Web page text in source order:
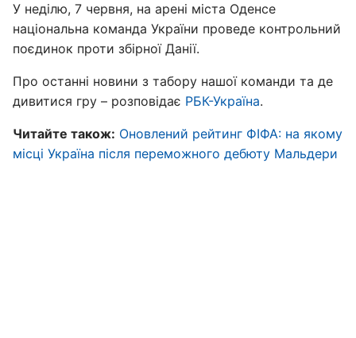
У неділю, 7 червня, на арені міста Оденсе
національна команда України проведе контрольний
поєдинок проти збірної Данії.
Про останні новини з табору нашої команди та де
дивитися гру – розповідає РБК-Україна.
Читайте також: Оновлений рейтинг ФІФА: на якому
місці Україна після переможного дебюту Мальдери